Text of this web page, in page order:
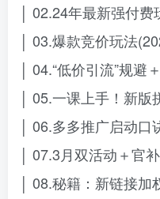
│ 02.24年最新强付
│ 03.爆款竞价玩法
│ 04.“低价引流”规避
│ 05.一课上手！新版
│ 06.多多推广启动口
│ 07.3月双活动＋官
│ 08.秘籍：新链接加